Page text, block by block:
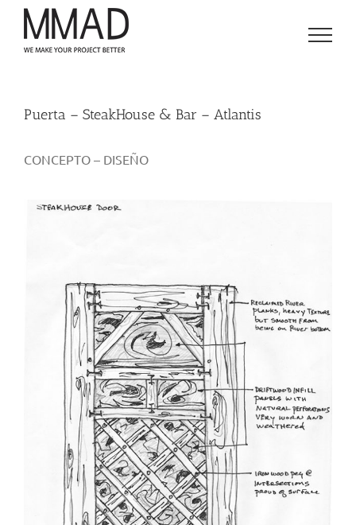
Saltar
contenido
Puerta – SteakHouse & Bar – Atlantis
CONCEPTO – DISEÑO